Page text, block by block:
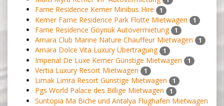
Fame Residence Kemer Minibus Hire 1
Kemer Fame Residence Park Flotte Mietwagen 1
Fame Residence Göynük Autovermietung 1
Amara Club Marine Nature Chauffeur Mietwagen 1
Amara Dolce Vita Luxury Übertragung 1
Imperial De Luxe Kemer Günstige Mietwagen 1
Vertia Luxury Resort Mietwagen 1
Limak Limra Resort Günstige Mietwagen 1
Pgs World Palace des Billige Mietwagen 1
Suntopia Ma Biche und Antalya Flughafen Mietwagen